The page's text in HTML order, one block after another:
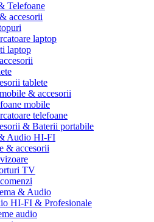
Telefoane
accesorii
laptop
laptop
tablete
& accesorii
mobile
telefoane
& Baterii portabile
Audio HI-FI
& accesorii
TV
& Audio
HI-FI & Profesionale
audio